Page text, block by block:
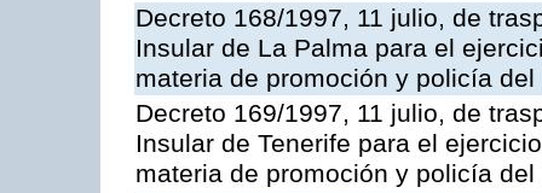
Decreto 168/1997, 11 julio, de
Insular de La Palma para el
materia de promoción y policía
Decreto 169/1997, 11 julio, de
Insular de Tenerife para el
materia de promoción y policía